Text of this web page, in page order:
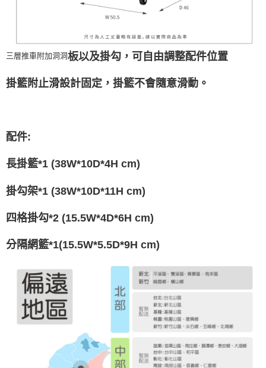
三層推車附加洞洞板以及掛勾，可自由調整配件位置
掛籃附止滑設計固定，掛籃不會隨意滑動。
配件:
長掛籃*1 (38W*10D*4H cm)
掛勾架*1 (38W*10D*11H cm)
四格掛勾*2 (15.5W*4D*6H cm)
分隔網籃*1(15.5W*5.5D*9H cm)